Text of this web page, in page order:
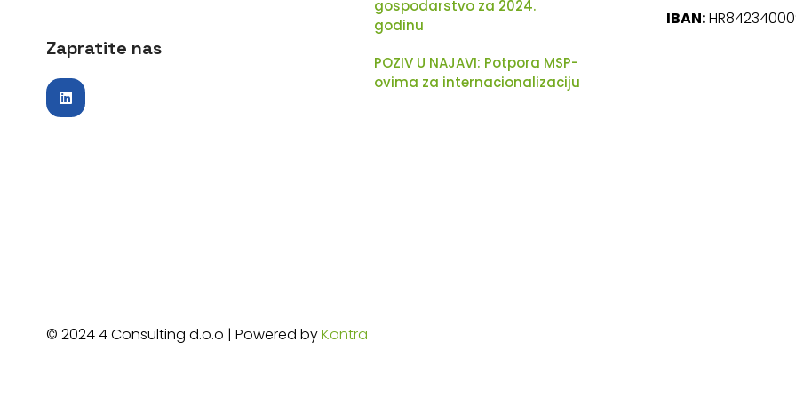
Zapratite nas
gospodarstvo za 2024.
godinu
POZIV U NAJAVI: Potpora MSP-
ovima za internacionalizaciju
IBAN:
© 2024 4 Consulting d.o.o | Powered byKontra